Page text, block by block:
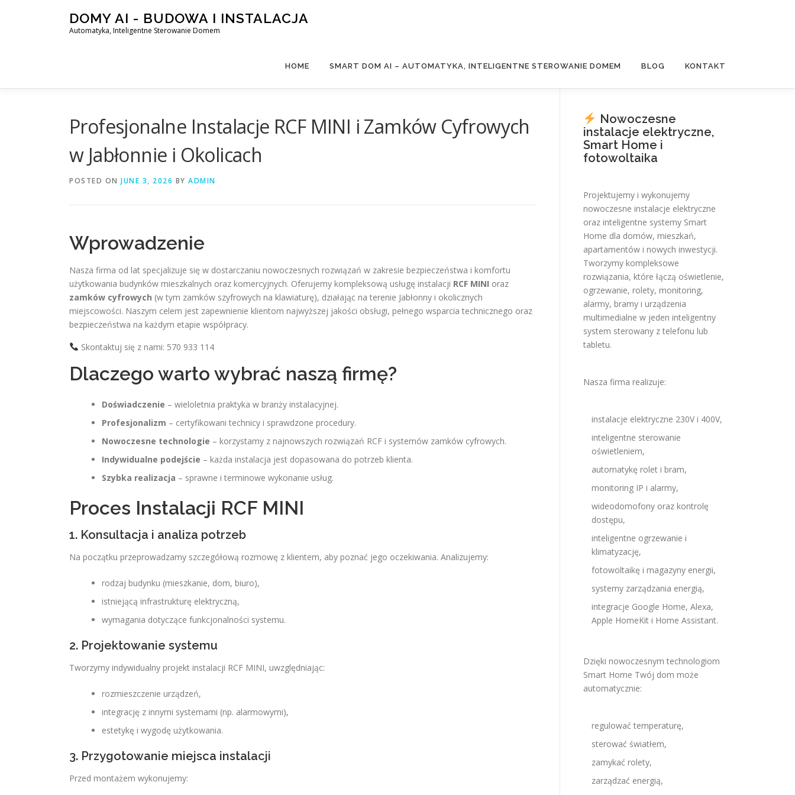
DOMY AI - BUDOWA I INSTALACJA
Automatyka, Inteligentne Sterowanie Domem
HOME SMART DOM AI – AUTOMATYKA, INTELIGENTNE STEROWANIE DOMEM BLOG KONTAKT
Profesjonalne Instalacje RCF MINI i Zamków Cyfrowych
w Jabłonnie i Okolicach
POSTED ON JUNE 3, 2026 BY ADMIN
Wprowadzenie
Nasza firma od lat specjalizuje się w dostarczaniu nowoczesnych rozwiązań w zakresie bezpieczeństwa i komfortu
użytkowania budynków mieszkalnych oraz komercyjnych. Oferujemy kompleksową usługę instalacji RCF MINI oraz
zamków cyfrowych (w tym zamków szyfrowych na klawiaturę), działając na terenie Jabłonny i okolicznych
miejscowości. Naszym celem jest zapewnienie klientom najwyższej jakości obsługi, pełnego wsparcia technicznego oraz
bezpieczeństwa na każdym etapie współpracy.
Skontaktuj się z nami: 570 933 114
Dlaczego warto wybrać naszą firmę?
Doświadczenie – wieloletnia praktyka w branży instalacyjnej.
Profesjonalizm – certyfikowani technicy i sprawdzone procedury.
Nowoczesne technologie – korzystamy z najnowszych rozwiązań RCF i systemów zamków cyfrowych.
Indywidualne podejście – każda instalacja jest dopasowana do potrzeb klienta.
Szybka realizacja – sprawne i terminowe wykonanie usług.
Proces Instalacji RCF MINI
1. Konsultacja i analiza potrzeb
Na początku przeprowadzamy szczegółową rozmowę z klientem, aby poznać jego oczekiwania. Analizujemy:
rodzaj budynku (mieszkanie, dom, biuro),
istniejącą infrastrukturę elektryczną,
wymagania dotyczące funkcjonalności systemu.
2. Projektowanie systemu
Tworzymy indywidualny projekt instalacji RCF MINI, uwzględniając:
rozmieszczenie urządzeń,
integrację z innymi systemami (np. alarmowymi),
estetykę i wygodę użytkowania.
3. Przygotowanie miejsca instalacji
Przed montażem wykonujemy:
Nowoczesne
instalacje elektryczne,
Smart Home i
fotowoltaika
Projektujemy i wykonujemy
nowoczesne instalacje elektryczne
oraz inteligentne systemy Smart
Home dla domów, mieszkań,
apartamentów i nowych inwestycji.
Tworzymy kompleksowe
rozwiązania, które łączą oświetlenie,
ogrzewanie, rolety, monitoring,
alarmy, bramy i urządzenia
multimedialne w jeden inteligentny
system sterowany z telefonu lub
tabletu.
Nasza firma realizuje:
instalacje elektryczne 230V i 400V,
inteligentne sterowanie
oświetleniem,
automatykę rolet i bram,
monitoring IP i alarmy,
wideodomofony oraz kontrolę
dostępu,
inteligentne ogrzewanie i
klimatyzację,
fotowoltaikę i magazyny energii,
systemy zarządzania energią,
integracje Google Home, Alexa,
Apple HomeKit i Home Assistant.
Dzięki nowoczesnym technologiom
Smart Home Twój dom może
automatycznie:
regulować temperaturę,
sterować światłem,
zamykać rolety,
zarządzać energią,